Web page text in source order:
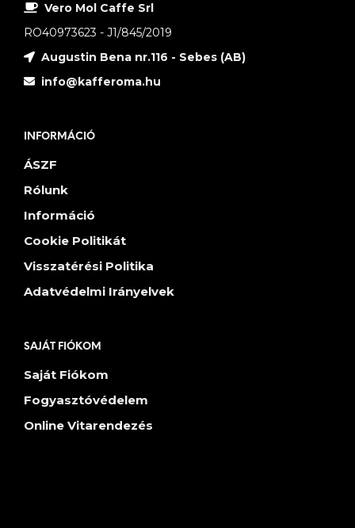
Vero Mol Caffe Srl
RO40973623 - J1/845/2019
Augustin Bena nr.116 - Sebes (AB)
info@kafferoma.hu
INFORMÁCIÓ
ÁSZF
Rólunk
Információ
Cookie Politikát
Visszatérési Politika
Adatvédelmi Irányelvek
SAJÁT FIÓKOM
Saját Fiókom
Fogyasztóvédelem
Online Vitarendezés